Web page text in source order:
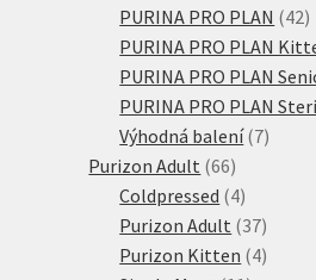
produktů
PURINA PRO PLAN 4242
PURINA PRO PLAN
PURINA PRO PLAN
PURINA PRO PLAN
Výhodná balení 77
Purizon Adult 6666
produktů
Coldpressed 44
produkty
Purizon Adult 3737
Purizon Kitten 44